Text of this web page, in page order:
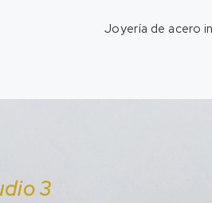
Joyería de acero
3